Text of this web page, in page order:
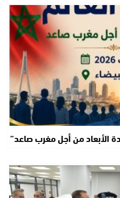
الأبعاد من أجل مغرب صاعد”